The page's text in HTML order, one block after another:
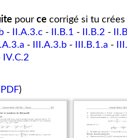
pour ce corrigé si tu
- II.A.3.c - II.B.1 - II.B.2 -
- III.A.3.b - III.B.1.a -
IV.C.2
)